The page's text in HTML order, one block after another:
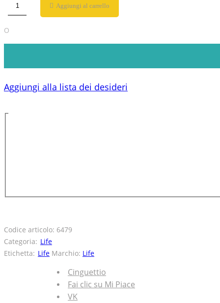
Aggiungi al carrello
O
Aggiungi alla lista dei desideri
Codice articolo: 6479
Categoria: Life
Etichetta: Life Marchio: Life
Cinguettio
Fai clic su Mi Piace
VK